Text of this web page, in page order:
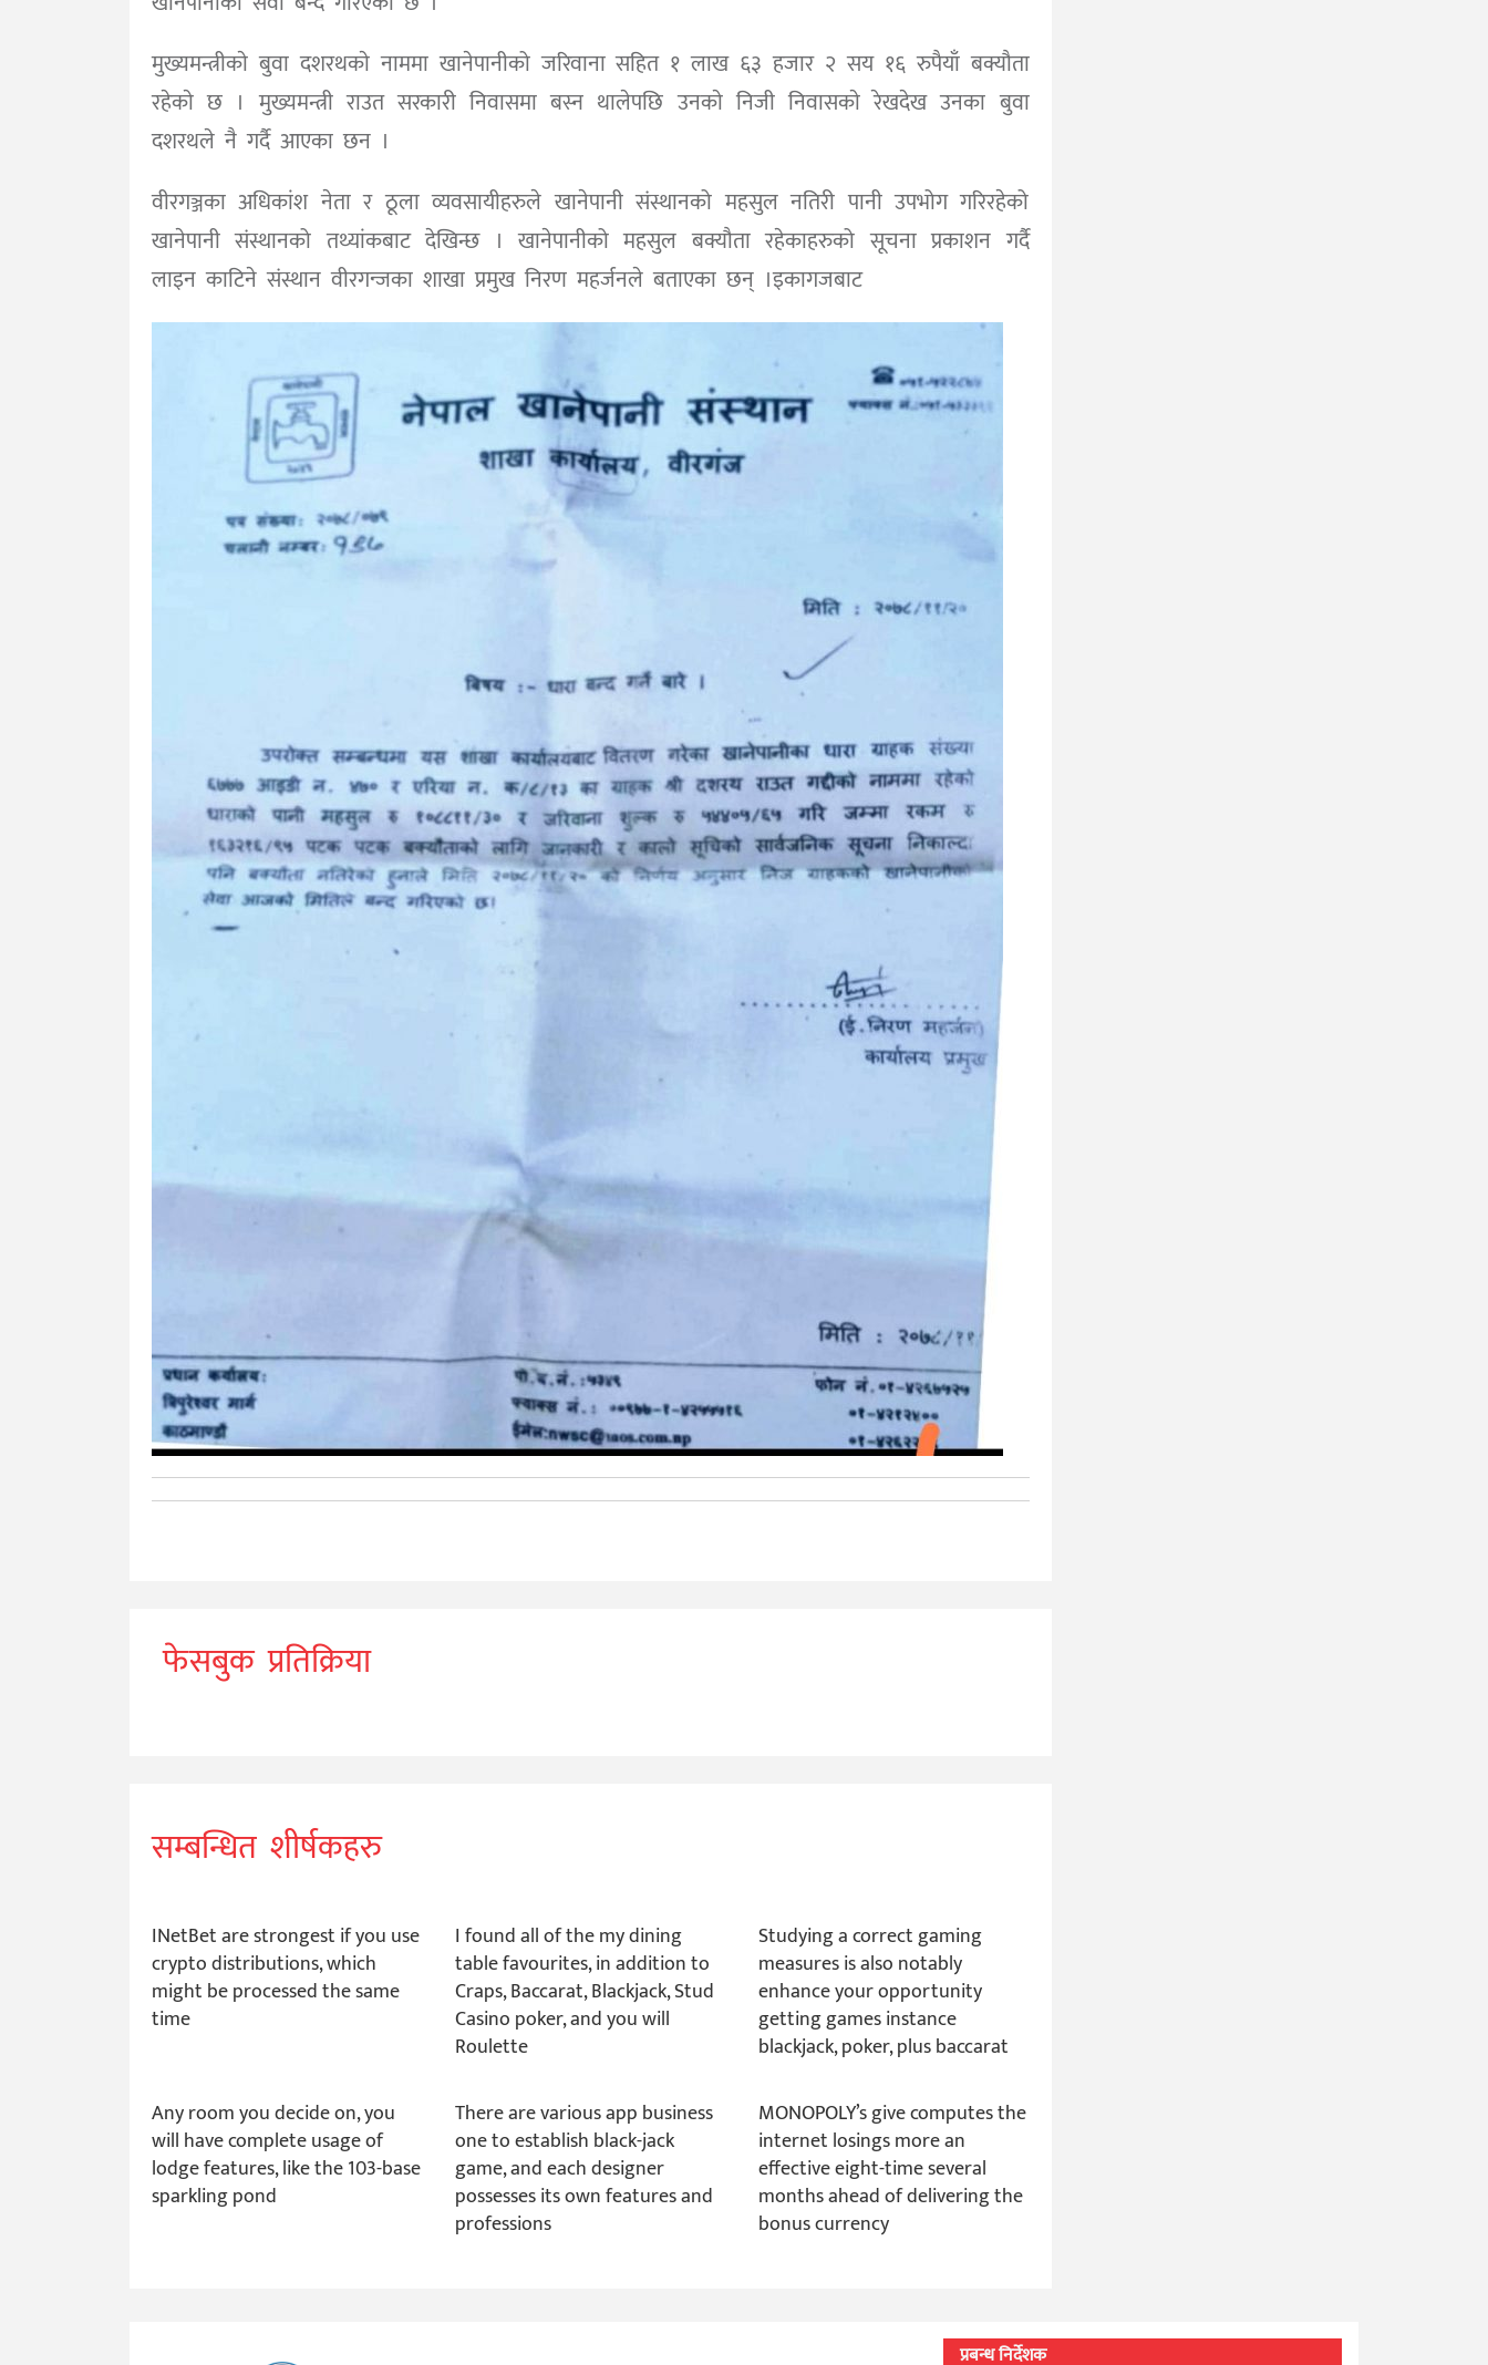
मुख्यमन्त्रीकाे बुवा दशरथकाे नाममा खानेपानीको जरिवाना सहित १ लाख ६३ हजार २ सय १६ रुपैयाँ बक्यौता
रहेकाे छ । मुख्यमन्त्री राउत सरकारी निवासमा बस्न थालेपछि उनकाे निजी निवासकाे रेखदेख उनका बुवा
दशरथले नै गर्दै आएका छन ।
वीरगञ्जका अधिकांश नेता र ठूला व्यवसायीहरुले खानेपानी संस्थानको महसुल नतिरी पानी उपभोग गरिरहेको
खानेपानी संस्थानको तथ्यांकबाट देखिन्छ । खानेपानीको महसुल बक्यौता रहेकाहरुको सूचना प्रकाशन गर्दै
लाइन काटिने संस्थान वीरगन्जका शाखा प्रमुख निरण महर्जनले बताएका छन् ।इकागजबाट
फेसबुक प्रतिक्रिया
सम्बन्धित शीर्षकहरु
INetBet are strongest if you use
crypto distributions, which
might be processed the same
time
I found all of the my dining
table favourites, in addition to
Craps, Baccarat, Blackjack, Stud
Casino poker, and you will
Roulette
Studying a correct gaming
measures is also notably
enhance your opportunity
getting games instance
blackjack, poker, plus baccarat
Any room you decide on, you
will have complete usage of
lodge features, like the 103-base
sparkling pond
There are various app business
one to establish black-jack
game, and each designer
possesses its own features and
professions
MONOPOLY’s give computes the
internet losings more an
effective eight-time several
months ahead of delivering the
bonus currency
प्रबन्ध निर्देशक